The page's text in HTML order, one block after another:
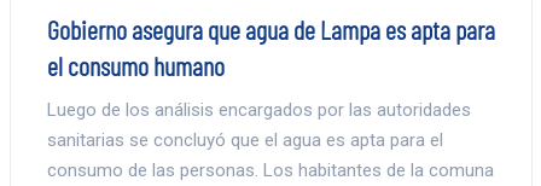
Gobierno asegura que agua de Lampa es apta para
el consumo humano
Luego de los análisis encargados por las autoridades
sanitarias se concluyó que el agua es apta para el
consumo de las personas. Los habitantes de la comuna